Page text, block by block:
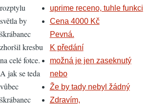
rozptylu
světla by
škrábanec
zhoršil kresbu
na celé fotce.
A jak se teda
vůbec
škrábanec
uprime receno, tuhle funkci
Cena 4000 Kč
Pevná.
K předání
možná je jen zaseknutý
nebo
Že by tady nebyl žádný
Zdravím,